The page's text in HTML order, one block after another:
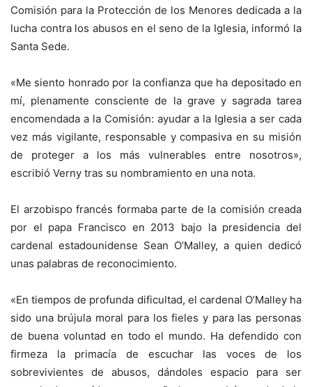
Comisión para la Protección de los Menores dedicada a la
lucha contra los abusos en el seno de la Iglesia, informó la
Santa Sede.
«Me siento honrado por la confianza que ha depositado en
mí, plenamente consciente de la grave y sagrada tarea
encomendada a la Comisión: ayudar a la Iglesia a ser cada
vez más vigilante, responsable y compasiva en su misión
de proteger a los más vulnerables entre nosotros»,
escribió Verny tras su nombramiento en una nota.
El arzobispo francés formaba parte de la comisión creada
por el papa Francisco en 2013 bajo la presidencia del
cardenal estadounidense Sean O’Malley, a quien dedicó
unas palabras de reconocimiento.
«En tiempos de profunda dificultad, el cardenal O’Malley ha
sido una brújula moral para los fieles y para las personas
de buena voluntad en todo el mundo. Ha defendido con
firmeza la primacía de escuchar las voces de los
sobrevivientes de abusos, dándoles espacio para ser